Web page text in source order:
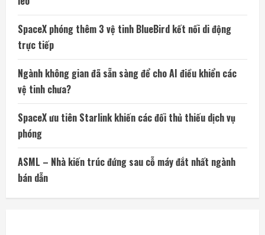
SpaceX phóng thêm 3 vệ tinh BlueBird kết nối di động
trực tiếp
Ngành không gian đã sẵn sàng để cho AI điều khiển các
vệ tinh chưa?
SpaceX ưu tiên Starlink khiến các đối thủ thiếu dịch vụ
phóng
ASML – Nhà kiến trúc đứng sau cỗ máy đắt nhất ngành
bán dẫn